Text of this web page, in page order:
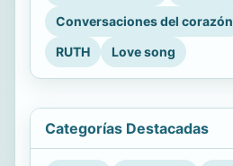
Conversaciones del corazón
RUTH
Love song
Categorías Destacadas